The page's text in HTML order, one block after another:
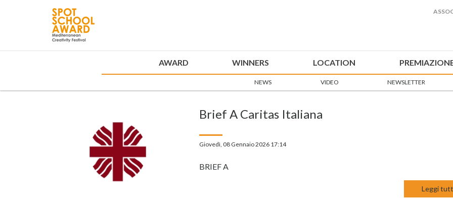
AWARD WINNERS LOCATION
NEWS VIDEO NEWSLETTER
Brief A Caritas Italiana
Giovedì, 08 Gennaio 2026 17:14
BRIEF A
Leggi